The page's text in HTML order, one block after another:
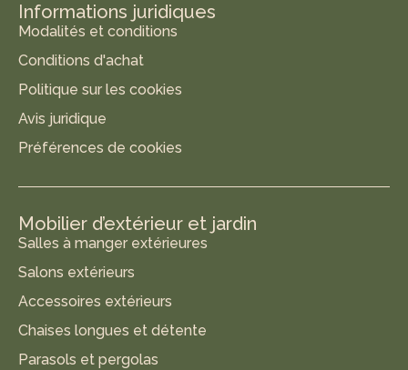
Informations juridiques
Modalités et conditions
Conditions d'achat
Politique sur les cookies
Avis juridique
Préférences de cookies
Mobilier d’extérieur et jardin
Salles à manger extérieures
Salons extérieurs
Accessoires extérieurs
Chaises longues et détente
Parasols et pergolas